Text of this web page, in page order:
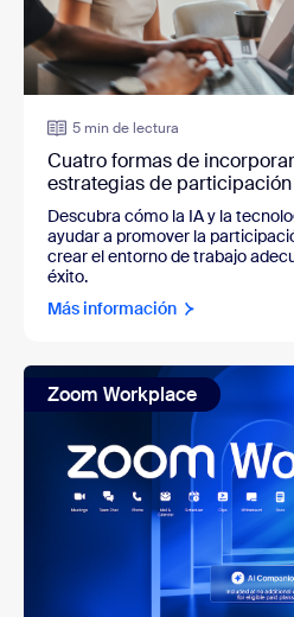
5 min de lectura
Cuatro formas de
estrategias de
Descubra cómo la IA y la
ayudar a promover la
crear el entorno de trabajo
éxito.
Más información
Zoom Workplace